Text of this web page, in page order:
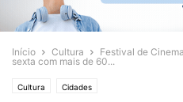
Início Cultura
Festival de
sexta com mais de 60...
Cultura Cidades